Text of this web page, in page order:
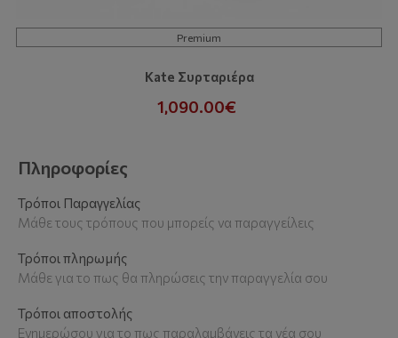
Premium
Kate Συρταριέρα
1,090.00€
Πληροφορίες
Τρόποι Παραγγελίας
Μάθε τους τρόπους που μπορείς να παραγγείλεις
Τρόποι πληρωμής
Μάθε για το πως θα πληρώσεις την παραγγελία σου
Τρόποι αποστολής
Ενημερώσου για το πως παραλαμβάνεις τα νέα σου